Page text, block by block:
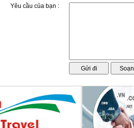
Yêu cầu của bạn :